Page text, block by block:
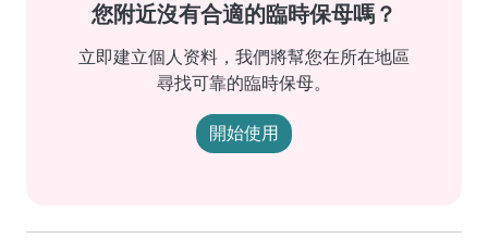
您附近沒有合適的臨時保母嗎？
立即建立個人资料，我們將幫您在所在地區
尋找可靠的臨時保母。
開始使用